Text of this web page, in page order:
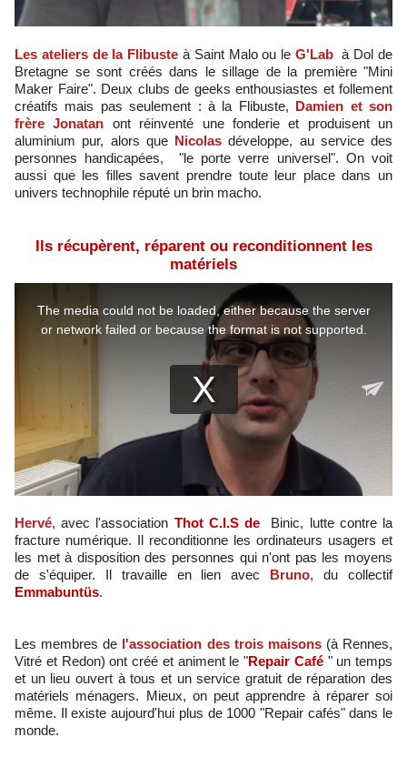
Les ateliers de la Flibuste à Saint Malo ou le G'Labà Dol de
Bretagne se sont créés dans le sillage de la première "Mini
Maker Faire". Deux clubs de geeks enthousiastes et follement
créatifs mais pas seulement : à la Flibuste, Damien et son
frère Jonatan ont réinventé une fonderie et produisent un
aluminium pur, alors que Nicolasdéveloppe, au service des
personnes handicapées, "le porte verre universel". On voit
aussi que les filles savent prendre toute leur place dans un
univers technophile réputé un brin macho.
Ils récupèrent, réparent ou reconditionnent les
matériels
Hervé, avec l'association Thot C.I.S de Binic, lutte contre la
fracture numérique. Il reconditionne les ordinateurs usagers et
les met à disposition des personnes qui n'ont pas les moyens
de s'équiper. Il travaille en lien avec Bruno, du collectif
Emmabuntüs.
Les membres de l'association des trois maisons(à Rennes,
Vitré et Redon) ont créé et animent le "Repair Café" un temps
et un lieu ouvert à tous et un service gratuit de réparation des
matériels ménagers. Mieux, on peut apprendre à réparer soi
même. Il existe aujourd'hui plus de 1000 "Repair cafés" dans le
monde.